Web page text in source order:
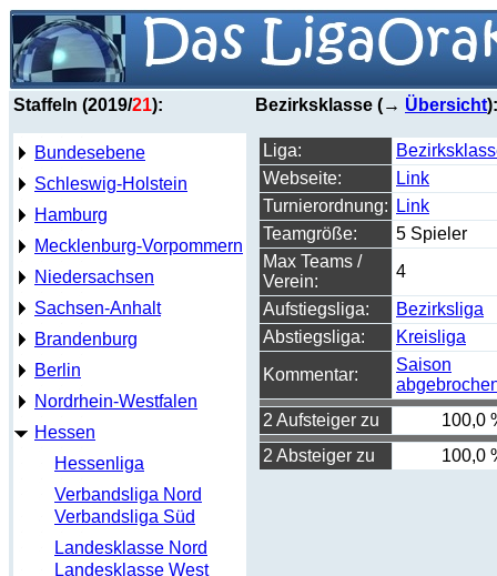
Staffeln (2019/21):
Bundesebene
Schleswig-Holstein
Hamburg
Mecklenburg-Vorpommern
Niedersachsen
Sachsen-Anhalt
Brandenburg
Berlin
Nordrhein-Westfalen
Hessen
Hessenliga
Verbandsliga Nord
Verbandsliga Süd
Landesklasse Nord
Landesklasse West
Bezirksklasse (→ Übersicht):
Liga:
Webseite:
Link
Turnierordnung:
Link
Teamgröße:
5 Spieler
Max Teams /
Verein:
4
Aufstiegsliga:
Bezirksliga
Abstiegsliga:
Kreisliga
Kommentar:
Saison
2 Aufsteiger zu
100,0
2 Absteiger zu
100,0